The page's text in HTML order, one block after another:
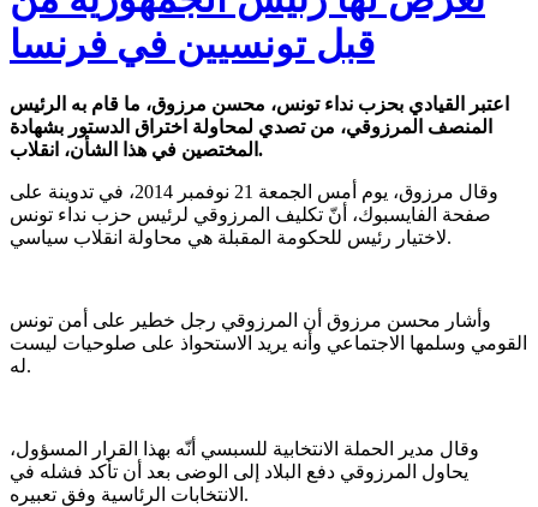
قبل تونسيين في فرنسا
اعتبر القيادي بحزب نداء تونس، محسن مرزوق، ما قام به الرئيس
المنصف المرزوقي، من تصدي لمحاولة اختراق الدستور بشهادة
المختصين في هذا الشأن، انقلاب.
وقال مرزوق، يوم أمس الجمعة 21 نوفمبر 2014، في تدوينة على
صفحة الفايسبوك، أنّ تكليف المرزوقي لرئيس حزب نداء تونس
لاختيار رئيس للحكومة المقبلة هي محاولة انقلاب سياسي.
وأشار محسن مرزوق أن المرزوقي رجل خطير على أمن تونس
القومي وسلمها الاجتماعي وأنه يريد الاستحواذ على صلوحيات ليست
له.
وقال مدير الحملة الانتخابية للسبسي أنّه بهذا القرار المسؤول،
يحاول المرزوقي دفع البلاد إلى الوضى بعد أن تأكد فشله في
الانتخابات الرئاسية وفق تعبيره.